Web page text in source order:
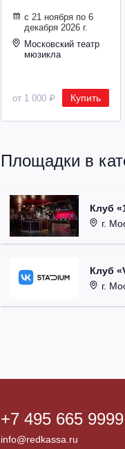
с 21 ноября по 6
декабря 2026 г.
Московский театр
мюзикла
от 1 000 ₽ Купить
Площадки в
Клуб
г.
Клуб
г.
+7 495 665 9999
info@redkassa.ru